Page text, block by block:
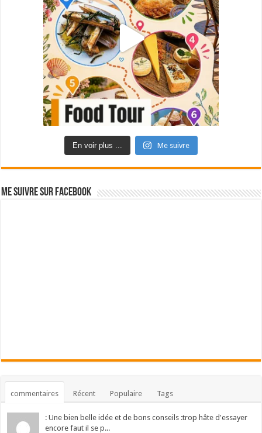
En voir plus ... Me suivre
Me suivre sur Facebook
commentaires Récent Populaire Tags
: Une bien belle idée et de bons conseils :trop hâte d'essayer
encore faut il se p...